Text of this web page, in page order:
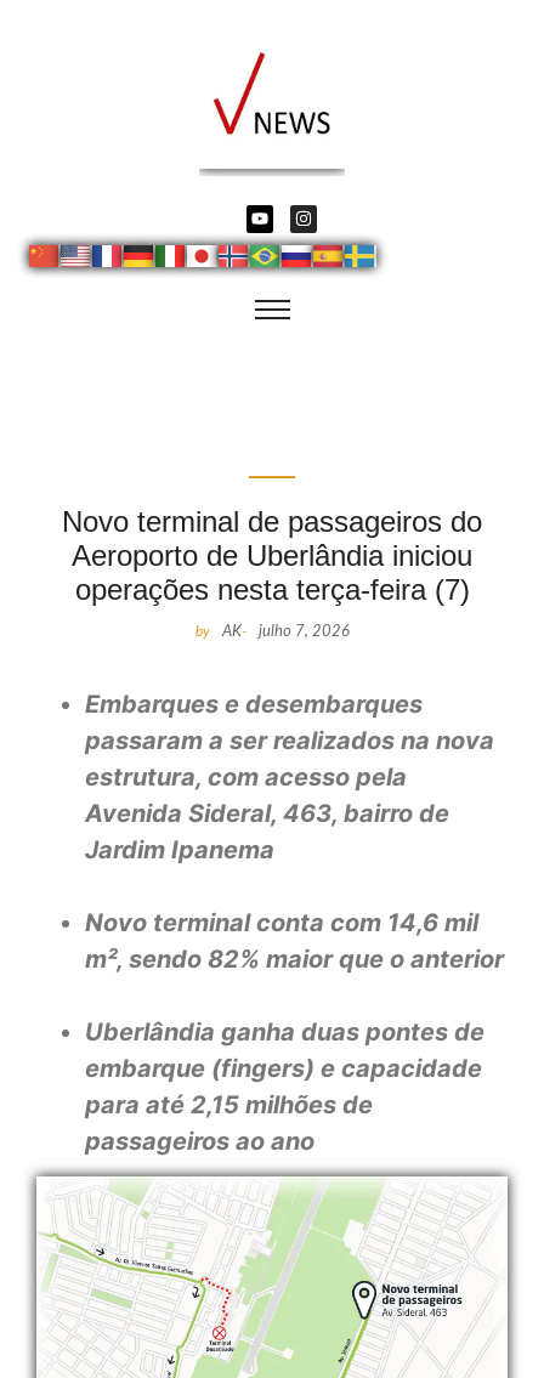
Novo terminal de passageiros do
Aeroporto de Uberlândia iniciou
operações nesta terça-feira (7)
by AK- julho 7, 2026
Embarques e desembarques
passaram a ser realizados na nova
estrutura, com acesso pela
Avenida Sideral, 463, bairro de
Jardim Ipanema
Novo terminal conta com 14,6 mil
m², sendo 82% maior que o anterior
Uberlândia ganha duas pontes de
embarque (fingers) e capacidade
para até 2,15 milhões de
passageiros ao ano